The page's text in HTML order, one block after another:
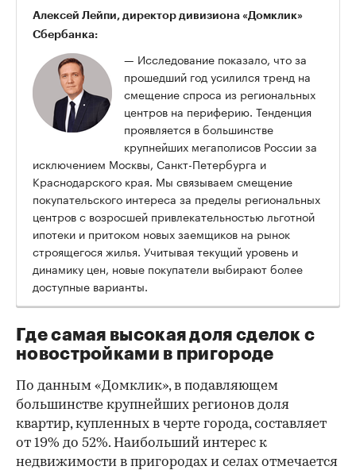
Алексей Лейпи, директор дивизиона «Домклик»
Сбербанка:
— Исследование показало, что за
прошедший год усилился тренд на
смещение спроса из региональных
центров на периферию. Тенденция
проявляется в большинстве
крупнейших мегаполисов России за
исключением Москвы, Санкт-Петербурга и
Краснодарского края. Мы связываем смещение
покупательского интереса за пределы региональных
центров с возросшей привлекательностью льготной
ипотеки и притоком новых заемщиков на рынок
строящегося жилья. Учитывая текущий уровень и
динамику цен, новые покупатели выбирают более
доступные варианты.
Где самая высокая доля сделок с
новостройками в пригороде
По данным «Домклик», в подавляющем
большинстве крупнейших регионов доля
квартир, купленных в черте города, составляет
от 19% до 52%. Наибольший интерес к
недвижимости в пригородах и селах отмечается